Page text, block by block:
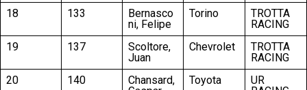
18
133
Bernasco
ni, Felipe
Torino
TROTTA
RACING
19
137
Scoltore,
Juan
Chevrolet
TROTTA
RACING
20
140
Chansard,
Toyota
UR